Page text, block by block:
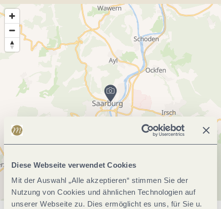
Diese Webseite verwendet Cookies
Mit der Auswahl „Alle akzeptieren“ stimmen Sie der
Nutzung von Cookies und ähnlichen Technologien auf
unserer Webseite zu. Dies ermöglicht es uns, für Sie u.